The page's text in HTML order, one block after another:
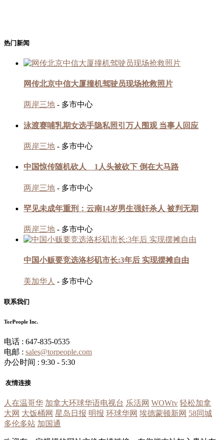
热门新闻
网传北京中信大厦撞机驾驶员现场抢救照片
两岸三地 - 多市中心
泳渡赛哺乳期女选手隐私照引万人围观 当事人回应
两岸三地 - 多市中心
中国惊传随机砍人 1人头被砍下 倒在大马路
两岸三地 - 多市中心
罕见未成年重刑：云南14岁男生强奸杀人 被判无期
两岸三地 - 多市中心
中国小贩要竞选洛杉矶市长:3年后 实现摆摊自由
美加华人 - 多市中心
联系我们
TorPeople Inc.
电话 : 647-835-0535
电邮 : sales@torpeople.com
办公时间 : 9:30 - 5:30
友情连接
人在温哥华 加拿大环球华语电视台 乐活网 WOWtv 轻松加拿
大网 大饭桶网 星岛日报 明报 环球华网 埃德蒙顿新网 58同城
多伦多站 加国通